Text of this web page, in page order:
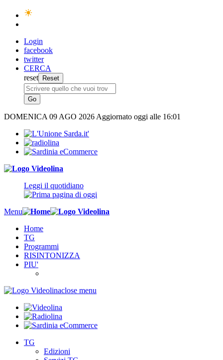
Login
facebook
twitter
CERCA
reset
DOMENICA 09 AGO 2026 Aggiornato oggi alle 16:01
Leggi il quotidiano
Menu
Home
TG
Programmi
RISINTONIZZA
PIU'
close menu
TG
Edizioni